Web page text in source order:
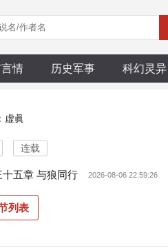
情 历史军事 科幻灵异
虚眞
连载
五章 与狼同行 2026-08-06 22:59:26
列表